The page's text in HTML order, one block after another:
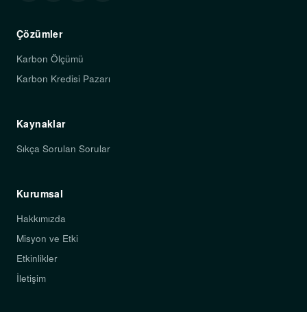
Çözümler
Karbon Ölçümü
Karbon Kredisi Pazarı
Kaynaklar
Sıkça Sorulan Sorular
Kurumsal
Hakkımızda
Misyon ve Etki
Etkinlikler
İletişim